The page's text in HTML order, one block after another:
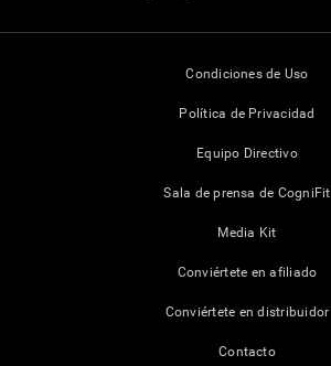
Condiciones de Uso
Política de Privacidad
Equipo Directivo
Sala de prensa de CogniFit
Media Kit
Conviértete en afiliado
Conviértete en distribuidor
Contacto